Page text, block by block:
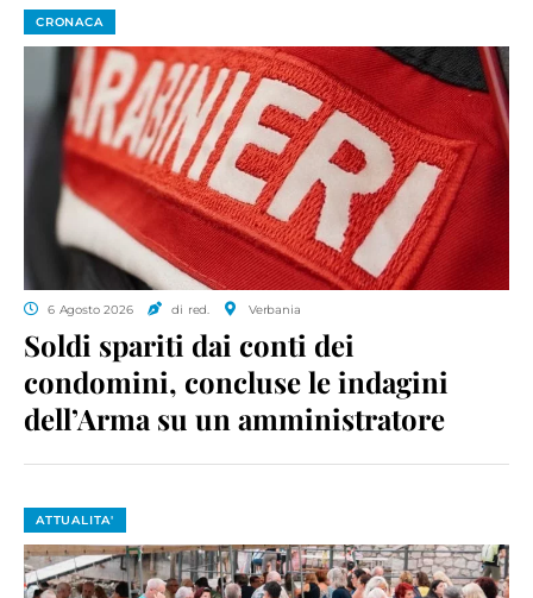
CRONACA
6 Agosto 2026 di red. Verbania
Soldi spariti dai conti dei
condomini, concluse le indagini
dell’Arma su un amministratore
ATTUALITA'